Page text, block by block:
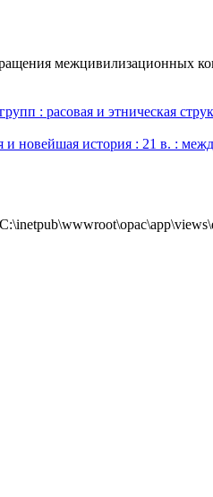
межцивилизационных
: расовая и этническая
и новейшая история : 21 в. :